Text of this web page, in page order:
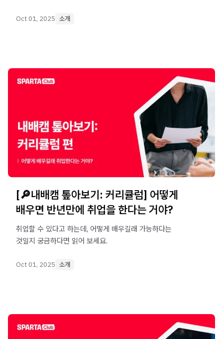
Oct 01, 2025 소개
[🔎내배캠 톺아보기: 커리큘럼] 어떻게
배우면 반년만에 취업을 한다는 거야?
취업할 수 있다고 하는데, 어떻게 배우길래 가능하다는
것일지 궁금하다면 읽어 보세요.
Oct 01, 2025 소개